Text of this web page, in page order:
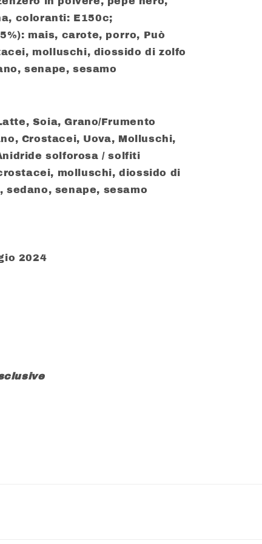
coloranti: E150c;
mais, carote, porro, Può
molluschi, diossido di zolfo
senape, sesamo
Soia, Grano/Frumento
Crostacei, Uova, Molluschi,
solforosa / solfiti
molluschi, diossido di
senape, sesamo
2024